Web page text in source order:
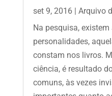
set 9, 2016| Arquivo
Na pesquisa,
personalidades,
constam nos livros.
ciência, é resultado
comuns, às vezes